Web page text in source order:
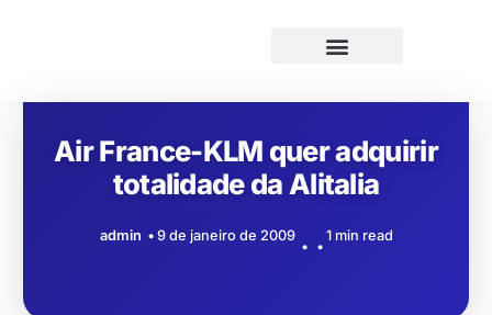
Air France-KLM quer adquirir
totalidade da Alitalia
admin 9 de janeiro de 2009 1 min read